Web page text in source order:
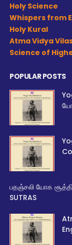
Holy Science
Whispers from
Holy Kural
Atma Vidya
Science of
POPULAR POSTS
பதஞ்சலி யோக
SUTRAS